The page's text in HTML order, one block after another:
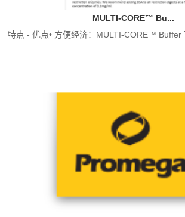
MULTI-CORE™ Bu...
特点 - 优点• 方便经济：MULTI-CORE™ Buffer